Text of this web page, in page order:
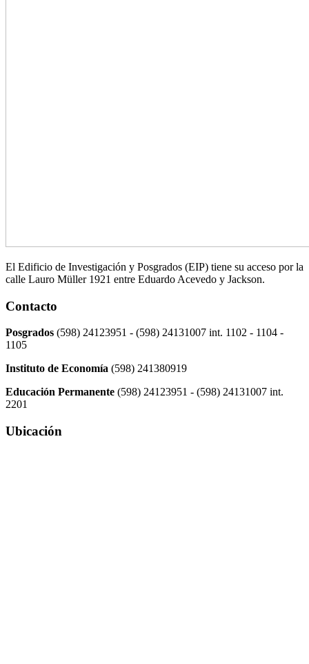
El Edificio de Investigación y Posgrados (EIP) tiene su acceso por la
calle Lauro Müller 1921 entre Eduardo Acevedo y Jackson.
Contacto
Posgrados (598) 24123951 - (598) 24131007 int. 1102 - 1104 -
1105
Instituto de Economía (598) 241380919
Educación Permanente (598) 24123951 - (598) 24131007 int.
2201
Ubicación